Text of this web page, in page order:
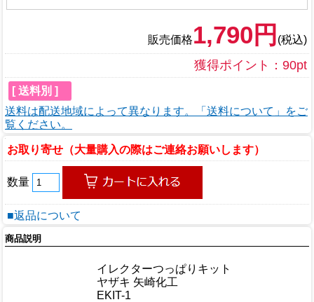
販売価格1,790円 (税込)
獲得ポイント：90pt
[ 送料別 ]
送料は配送地域によって異なります。「送料について」をご
覧ください。
お取り寄せ（大量購入の際はご連絡お願いします）
数量
■返品について
商品説明
イレクターつっぱりキット
ヤザキ 矢崎化工
EKIT-1